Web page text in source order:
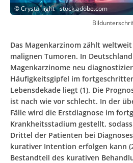
©Crystal light - stock.adobe.com
Das Magenkarzinom zählt
malignen Tumoren. In
Magenkarzinome neu
Häufigkeitsgipfel im
Lebensdekade liegt (1). Die
ist nach wie vor schlecht. In der
Fälle wird die Erstdiagnose im
Krankheitsstadium gestellt,
Drittel der Patienten bei
kurativer Intention erfolgen kann
Bestandteil des kurativen